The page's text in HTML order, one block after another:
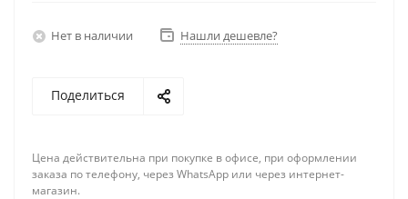
Нет в наличии Нашли дешевле?
Поделиться
Цена действительна при покупке в офисе, при оформлении
заказа по телефону, через WhatsApp или через интернет-
магазин.